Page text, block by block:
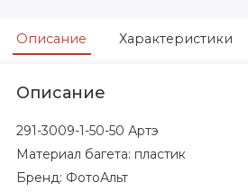
Описание Характеристики
Описание
291-3009-1-50-50 Артэ
Материал багета: пластик
Бренд: ФотоАльт